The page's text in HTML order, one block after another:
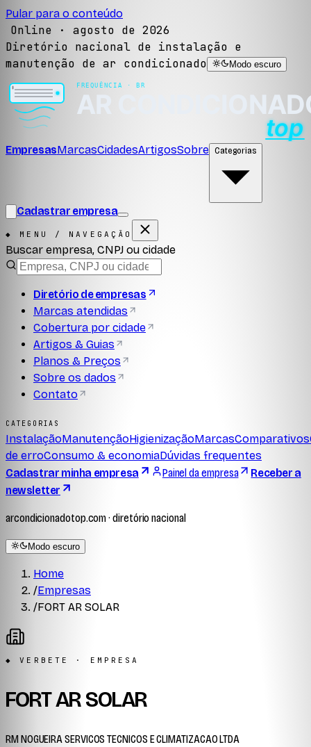
Pular para o conteúdo
Online · agosto de 2026
Diretório nacional de instalação e
manutenção de ar condicionado
Modo escuro
EmpresasMarcasCidadesArtigosSobre Categorias
Cadastrar empresa
◆ MENU / NAVEGAÇÃO
Buscar empresa, CNPJ ou cidade
Diretório de empresas
Marcas atendidas
Cobertura por cidade
Artigos & Guias
Planos & Preços
Sobre os dados
Contato
CATEGORIAS
InstalaçãoManutençãoHigienizaçãoMarcasComparativos
de erroConsumo & economiaDúvidas frequentes
Cadastrar minha empresa
Painel da empresa
Receber a
newsletter
arcondicionadotop.com · diretório nacional
Modo escuro
Home
/Empresas
/FORT AR SOLAR
◆ VERBETE · EMPRESA
FORT AR SOLAR
RM NOGUEIRA SERVICOS TECNICOS E CLIMATIZACAO LTDA